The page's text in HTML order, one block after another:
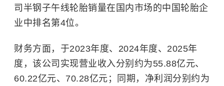
司半钢子午线轮胎销量在国内市场的中国轮胎企
业中排名第4位。
财务方面，于2023年度、2024年度、2025年
度，该公司实现营业收入分别约为55.88亿元、
60.22亿元、70.28亿元；同期，净利润分别约为